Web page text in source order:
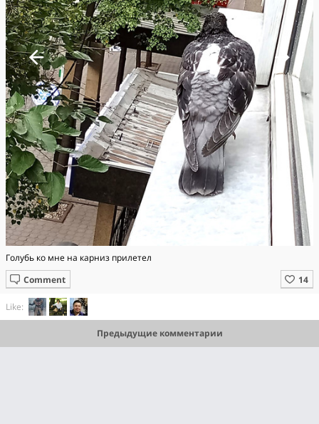
Голубь ко мне на карниз прилетел
Comment
Like:
Предыдущие комментарии